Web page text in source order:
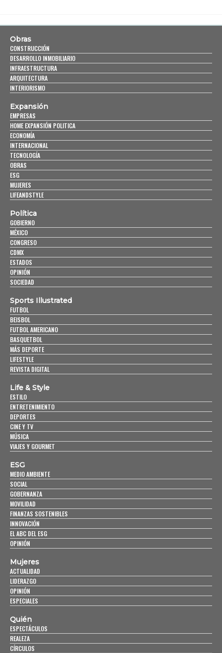
Obras
CONSTRUCCIÓN
DESARROLLO INMOBILIARIO
INFRAESTRUCTURA
ARQUITECTURA
INTERIORISMO
Expansión
EMPRESAS
HOME EXPANSIÓN POLITICA
ECONOMÍA
INTERNACIONAL
TECNOLOGÍA
OBRAS
ESG
MUJERES
LIFEANDSTYLE
Política
GOBIERNO
MÉXICO
CONGRESO
CDMX
ESTADOS
OPINIÓN
SOCIEDAD
Sports Illustrated
FUTBOL
BEISBOL
FUTBOL AMERICANO
BASQUETBOL
MÁS DEPORTE
LIFESTYLE
REVISTA DIGITAL
Life & Style
ESTILO
ENTRETENIMIENTO
DEPORTES
CINE Y TV
MÚSICA
VIAJES Y GOURMET
ESG
MEDIO AMBIENTE
SOCIAL
GOBERNANZA
MOVILIDAD
FINANZAS SOSTENIBLES
INNOVACIÓN
EL ABC DEL ESG
OPINIÓN
Mujeres
ACTUALIDAD
LIDERAZGO
OPINIÓN
ESPECIALES
Quién
ESPECTÁCULOS
REALEZA
CÍRCULOS